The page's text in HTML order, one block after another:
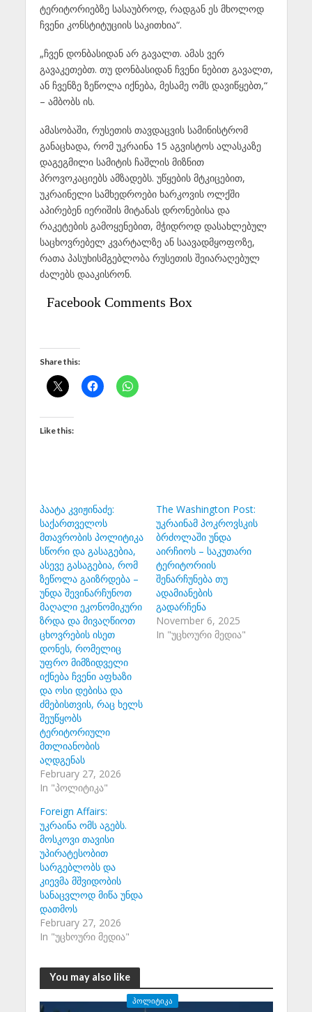
ტერიტორიებზე სასაუბროდ, რადგან ეს მხოლოდ
ჩვენი კონსტიტუციის საკითხია“.
„ჩვენ დონბასიდან არ გავალთ. ამას ვერ
გავაკეთებთ. თუ დონბასიდან ჩვენი ნებით გავალთ,
ან ჩვენზე ზეწოლა იქნება, მესამე ომს დავიწყებთ,“
– ამბობს ის.
ამასობაში, რუსეთის თავდაცვის სამინისტრომ
განაცხადა, რომ უკრაინა 15 აგვისტოს ალასკაზე
დაგეგმილი სამიტის ჩაშლის მიზნით
პროვოკაციებს ამზადებს. უწყების მტკიცებით,
უკრაინელი სამხედროები ხარკოვის ოლქში
აპირებენ იერიშის მიტანას დრონებისა და
რაკეტების გამოყენებით, მჭიდროდ დასახლებულ
საცხოვრებელ კვარტალზე ან საავადმყოფოზე,
რათა პასუხისმგებლობა რუსეთის შეიარაღებულ
ძალებს დააკისრონ.
Facebook Comments Box
Share this:
Like this:
პაატა კვიჟინაძე:
საქართველოს
მთავრობის პოლიტიკა
სწორი და გასაგებია,
ასევე გასაგებია, რომ
ზეწოლა გაიზრდება –
უნდა შევინარჩუნოთ
მაღალი ეკონომიკური
ზრდა და მივაღწიოთ
ცხოვრების ისეთ
დონეს, რომელიც
უფრო მიმზიდველი
იქნება ჩვენი აფხაზი
და ოსი დებისა და
ძმებისთვის, რაც ხელს
შეუწყობს
ტერიტორიული
მთლიანობის
აღდგენას
February 27, 2026
In "პოლიტიკა"
The Washington Post:
უკრაინამ პოკროვსკის
ბრძოლაში უნდა
აირჩიოს – საკუთარი
ტერიტორიის
შენარჩუნება თუ
ადამიანების
გადარჩენა
November 6, 2025
In "უცხოური მედია"
Foreign Affairs:
უკრაინა ომს აგებს.
მოსკოვი თავისი
უპირატესობით
სარგებლობს და
კიევმა მშვიდობის
სანაცვლოდ მიწა უნდა
დათმოს
February 27, 2026
In "უცხოური მედია"
You may also like
ᲞᲝᲚᲘᲢᲘᲙᲐ